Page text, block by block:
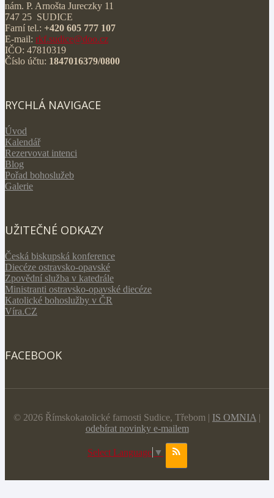
nám. P. Arnošta Jureczky 11
747 25 SUDICE
Farní tel.: +420 605 777 107
E-mail: rkf.sudice@doo.cz
IČO: 47810319
Číslo účtu: 1847016379/0800
RYCHLÁ NAVIGACE
Úvod
Kalendář
Rezervovat intenci
Blog
Pořad bohoslužeb
Galerie
UŽITEČNÉ ODKAZY
Česká biskupská konference
Diecéze ostravsko-opavské
Zpovědní služba v katedrále
Ministranti ostravsko-opavské diecéze
Katolické bohoslužby v ČR
Víra.CZ
FACEBOOK
© 2026 Římskokatolické farnosti Sudice, Třebom | IS OMNIA |
odebírat novinky e-mailem
Select Language ▼